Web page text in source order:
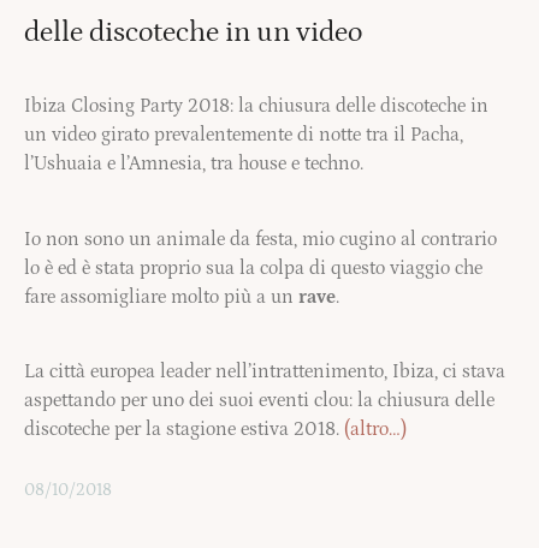
delle discoteche in un video
Ibiza Closing Party 2018: la chiusura delle discoteche in
un video girato prevalentemente di notte tra il Pacha,
l’Ushuaia e l’Amnesia, tra house e techno.
Io non sono un animale da festa, mio cugino al contrario
lo è ed è stata proprio sua la colpa di questo viaggio che
fare assomigliare molto più a un rave.
La città europea leader nell’intrattenimento, Ibiza, ci stava
aspettando per uno dei suoi eventi clou: la chiusura delle
discoteche per la stagione estiva 2018. (altro…)
08/10/2018